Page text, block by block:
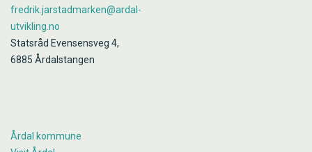
fredrik.jarstadmarken@ardal-
utvikling.no
Statsråd Evensensveg 4,
6885 Årdalstangen
Årdal kommune